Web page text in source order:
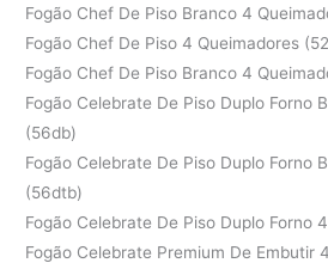
Fogão Chef De Piso Branco 4
Fogão Chef De Piso 4 Queimadores
Fogão Chef De Piso Branco 4
Fogão Celebrate De Piso Duplo Forno
(56db)
Fogão Celebrate De Piso Duplo Forno
(56dtb)
Fogão Celebrate De Piso Duplo Forno
Fogão Celebrate Premium De Embutir